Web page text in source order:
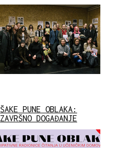
ŠAKE PUNE OBLAKA:
ZAVRŠNO DOGAĐANJE